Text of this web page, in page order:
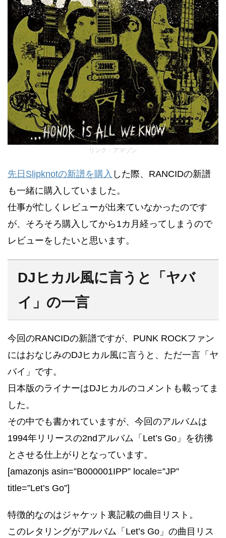
リンク：アマゾン
先日Slipknotの新譜を購入 した際、RANCIDの新譜
も一緒に購入していました。
仕事が忙しくレビューが出来ていなかったのです
が、そろそろ購入してから1カ月経ってしまうので
レビューをしたいと思います。
DJヒカル風に言うと「ヤバ
イ」の一言
今回のRANCIDの新譜ですが、PUNK ROCKファン
にはおなじみのDJヒカル風に言うと、ただ一言「ヤ
バイ」です。
日本版のライナーはDJヒカルのコメントも載ってま
した。
その中でも書かれていますが、今回のアルバムは
1994年リリースの2ndアルバム「Let’s Go」を彷彿
とさせる仕上がりとなっています。
[amazonjs asin=”B000001IPP” locale=”JP”
title=”Let’s Go”]
特徴的なのはジャケット裏記載の曲目リスト。
このレタリングがアルバム「Let’s Go」の曲目リス